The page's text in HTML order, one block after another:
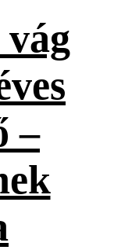
–